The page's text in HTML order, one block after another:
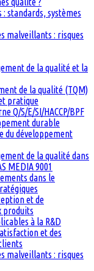
standards, systèmes
malveillants : risques
de la qualité et la
de la qualité (TQM)
pratique
Q/S/E/SI/HACCP/BPF
durable
du développement
de la qualité dans
MEDIA 9001
dans le
et de
produits
à la R&D
et des
malveillants : risques